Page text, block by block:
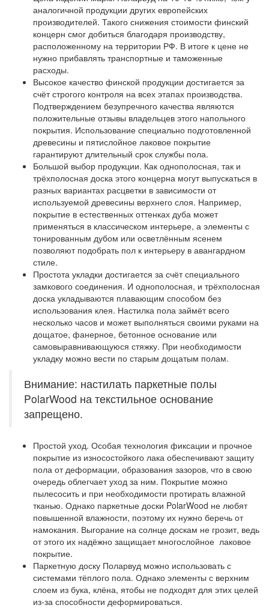
аналогичной продукции других европейских
производителей. Такого снижения стоимости финский
концерн смог добиться благодаря производству,
расположенному на территории РФ. В итоге к цене не
нужно прибавлять транспортные и таможенные
расходы.
Высокое качество финской продукции достигается за
счёт строгого контроля на всех этапах производства.
Подтверждением безупречного качества являются
положительные отзывы владельцев этого напольного
покрытия. Использование специально подготовленной
древесины и пятислойное лаковое покрытие
гарантируют длительный срок службы пола.
Большой выбор продукции. Как однополосная, так и
трёхполосная доска этого концерна могут выпускаться в
разных вариантах расцветки в зависимости от
используемой древесины верхнего слоя. Например,
покрытие в естественных оттенках дуба может
применяться в классическом интерьере, а элементы с
тонированным дубом или осветлённым ясенем
позволяют подобрать пол к интерьеру в авангардном
стиле.
Простота укладки достигается за счёт специального
замкового соединения. И однополосная, и трёхполосная
доска укладываются плавающим способом без
использования клея. Настилка пола займёт всего
несколько часов и может выполняться своими руками на
дощатое, фанерное, бетонное основание или
самовыравнивающуюся стяжку. При необходимости
укладку можно вести по старым дощатым полам.
Внимание: настилать паркетные полы
PolarWood на текстильное основание
запрещено.
Простой уход. Особая технология фиксации и прочное
покрытие из износостойкого лака обеспечивают защиту
пола от деформации, образования зазоров, что в свою
очередь облегчает уход за ним. Покрытие можно
пылесосить и при необходимости протирать влажной
тканью. Однако паркетные доски PolarWood не любят
повышенной влажности, поэтому их нужно беречь от
намокания. Выгорание на солнце доскам не грозит, ведь
от этого их надёжно защищает многослойное лаковое
покрытие.
Паркетную доску Поларвуд можно использовать с
системами тёплого пола. Однако элементы с верхним
слоем из бука, клёна, ятобы не подходят для этих целей
из-за способности деформироваться.